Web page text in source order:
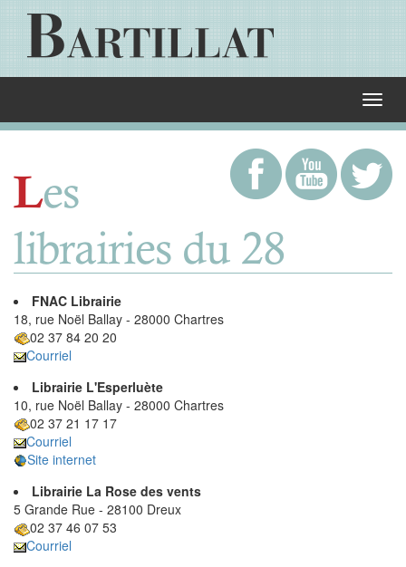
Les
librairies du 28
FNAC Librairie
18, rue Noël Ballay - 28000 Chartres
02 37 84 20 20
Courriel
Librairie L'Esperluète
10, rue Noël Ballay - 28000 Chartres
02 37 21 17 17
Courriel
Site internet
Librairie La Rose des vents
5 Grande Rue - 28100 Dreux
02 37 46 07 53
Courriel